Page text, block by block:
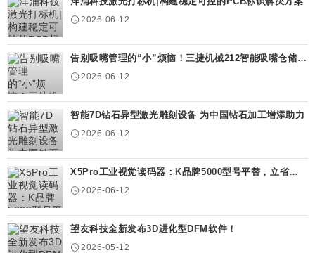
2026-06-12
告别吸嘴管理的“小”烦恼！三捷机械212智能吸嘴仓储机
即将发布
2026-06-12
智能7D钻石异型激光雕刻设备 为中国钻石加工增添助力
2026-06-12
X5Pro工业视觉读码器：K品牌5000型号平替，立省
80%部署成本
2026-06-12
望友科技全新发布3D进化型DFM软件！
2026-05-12